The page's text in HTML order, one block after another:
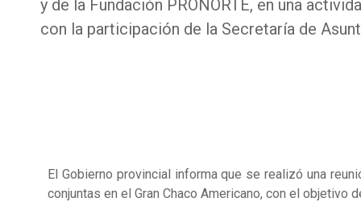
y de la Fundación PRONORTE, en una
con la participación de la Secretaría de
El Gobierno provincial informa que se realizó una
conjuntas en el Gran Chaco Americano, con el objetivo